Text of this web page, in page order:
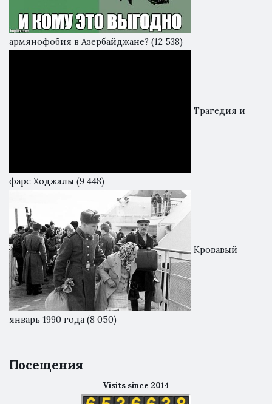
армянофобия в Азербайджане? (12 538)
Трагедия и
фарс Ходжалы (9 448)
Кровавый
январь 1990 года (8 050)
Посещения
Visits since 2014